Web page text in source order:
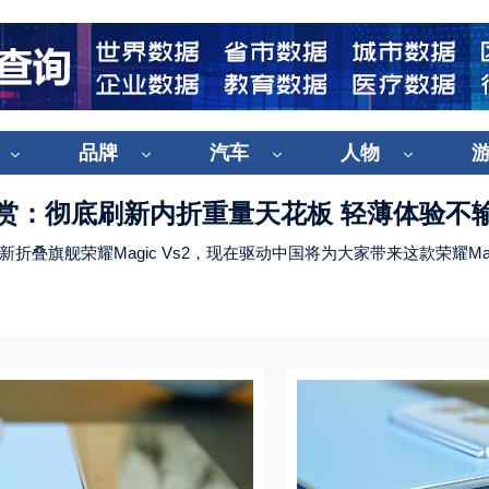
品牌 汽车 人物
折叠旗舰荣耀Magic Vs2，现在驱动中国将为大家带来这款荣耀